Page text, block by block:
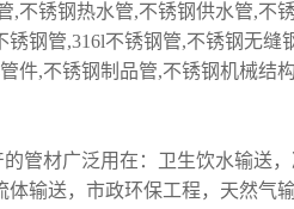
,不锈钢热水管,不锈钢供水管,不
锈钢管,316l不锈钢管,不锈钢无
件,不锈钢制品管,不锈钢机械结
管材广泛用在：卫生饮水输送
体输送，市政环保工程，天然气